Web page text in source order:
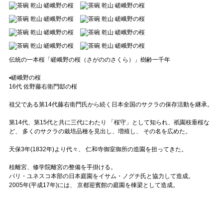
伝統の一本桜「嵯峨野の桜（さがののさくら）」樹齢一千年
▪️嵯峨野の桜
16代 佐野藤右衛門邸の桜
祖父である第14代藤右衛門氏から続く日本全国のサクラの保存活動を継承。
第14代、第15代と共に三代にわたり 「桜守」として知られ、祇園枝垂桜な
ど、 多くのサクラの栽培品種を見出し、増殖し、 その名を広めた。
天保3年(1832年)より代々、 仁和寺御室御所の造園を担ってきた。
桂離宮、修学院離宮の整備を手掛ける。
パリ・ユネスコ本部の日本庭園をイサム・ノグチ氏と協力して造成。
2005年(平成17年)には、 京都迎賓館の庭園を棟梁として造成。